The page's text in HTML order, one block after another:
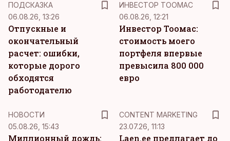
ПОДСКАЗКА
06.08.26, 13:26
Отпускные и
окончательный
расчет: ошибки,
которые дорого
обходятся
работодателю
ИНВЕСТОР ТООМАС
06.08.26, 12:21
Инвестор Тоомас:
стоимость моего
портфеля впервые
превысила 800 000
евро
НОВОСТИ
05.08.26, 15:43
Миллионный дождь:
CONTENT MARKETING
23.07.26, 11:13
Laen.ee предлагает до